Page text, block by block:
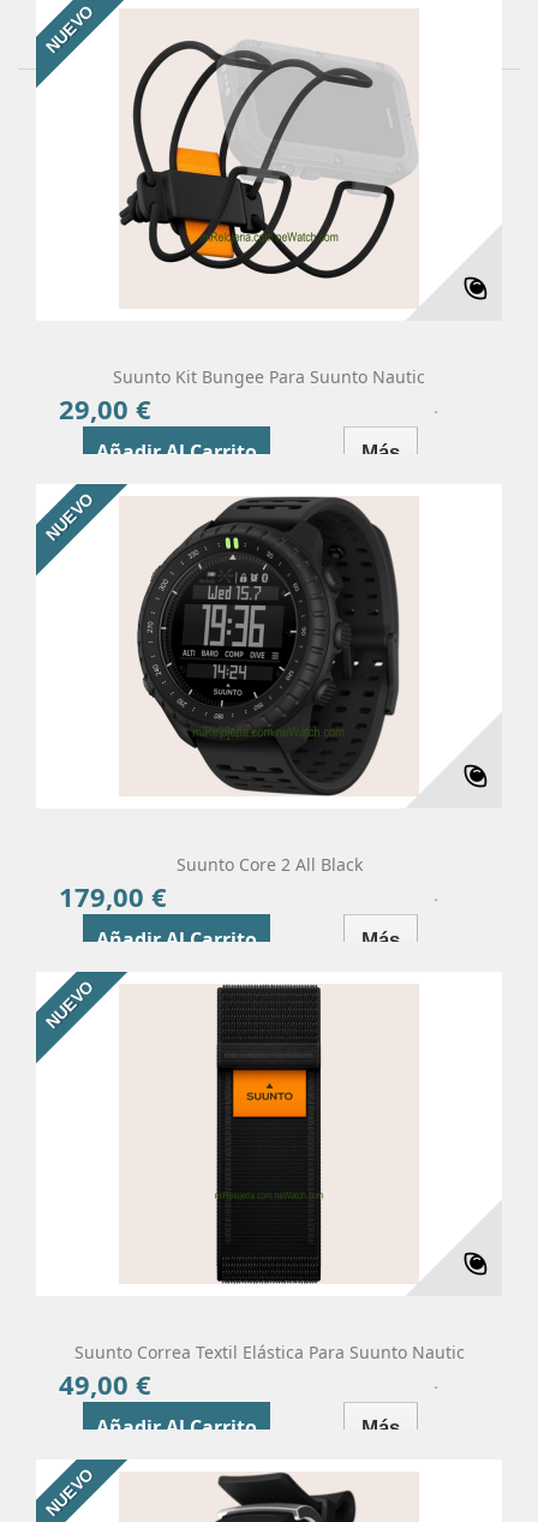
Suunto Kit Bungee Para Suunto Nautic
29,00 €
Añadir Al Carrito Más
NUEVO
Suunto Core 2 All Black
179,00 €
Añadir Al Carrito Más
NUEVO
Suunto Correa Textil Elástica Para Suunto Nautic
49,00 €
Añadir Al Carrito Más
NUEVO
NUEVO